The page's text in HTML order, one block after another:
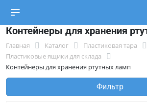
Контейнеры для хранения
Главная Каталог
Пластиковая тара
Пластиковые ящики для склада
Контейнеры для хранения ртутных ламп
Фильтр